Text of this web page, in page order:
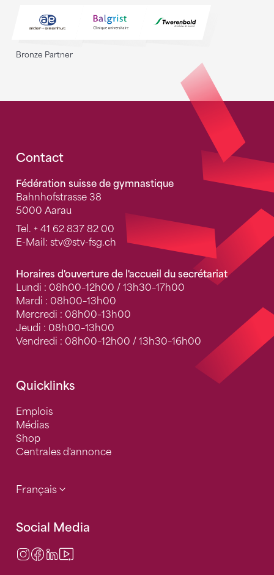
Bronze Partner
Fusszeile
Contact
Fédération suisse de gymnastique
Bahnhofstrasse 38
5000 Aarau
Tel. + 41 62 837 82 00
E-Mail: stv@stv-fsg.ch
Horaires d'ouverture de l'accueil du secrétariat
Lundi : 08h00–12h00 / 13h30–17h00
Mardi : 08h00–13h00
Mercredi : 08h00–13h00
Jeudi : 08h00–13h00
Vendredi : 08h00–12h00 / 13h30–16h00
Quicklinks
Emplois
Médias
Shop
Centrales d'annonce
Français
Social Media
Instagram
Facebook
LinkedIn